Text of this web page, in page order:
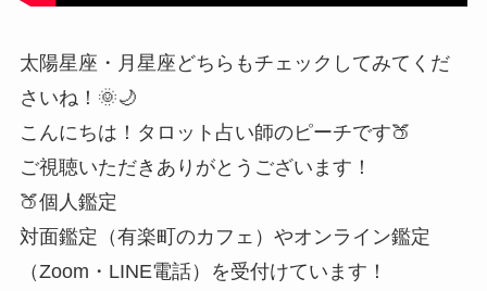
太陽星座・月星座どちらもチェックしてみてくだ
さいね！🌞🌙
こんにちは！タロット占い師のピーチです🍑
ご視聴いただきありがとうございます！
🍑個人鑑定
対面鑑定（有楽町のカフェ）やオンライン鑑定
（Zoom・LINE電話）を受付けています！